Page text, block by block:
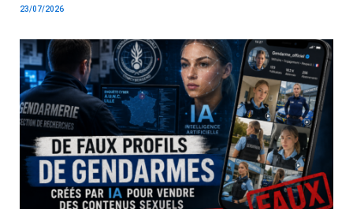
23/07/2026